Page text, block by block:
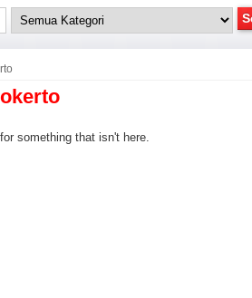
something that isn't here.